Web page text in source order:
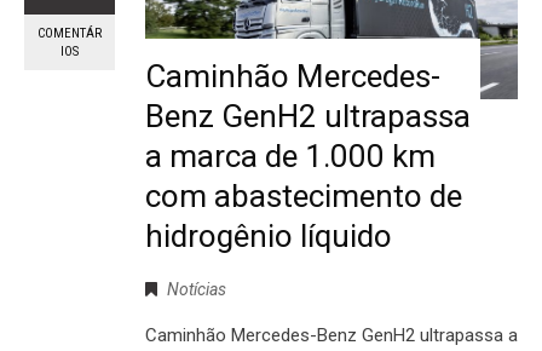
COMENTÁR
IOS
Caminhão Mercedes-
Benz GenH2 ultrapassa
a marca de 1.000 km
com abastecimento de
hidrogênio líquido
Notícias
Caminhão Mercedes-Benz GenH2 ultrapassa a